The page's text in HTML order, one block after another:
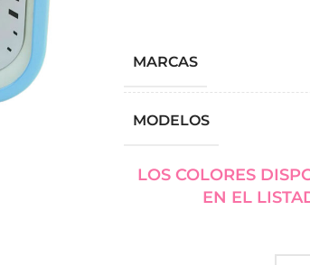
MARCAS
MODELOS
LOS COLORES
EN EL